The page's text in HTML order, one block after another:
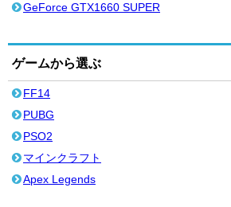
GeForce GTX1660 SUPER
ゲームから選ぶ
FF14
PUBG
PSO2
マインクラフト
Apex Legends